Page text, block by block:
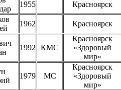
1955 Красноярск
1962 Красноярск
1992 КМС
Красноярск
«Здоровый
мир»
1979 МС
Красноярск
«Здоровый
мир»